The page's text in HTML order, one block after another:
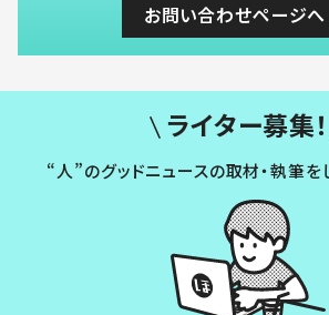
お問い合わせページへ
ライター募集！
“人”のグッドニュースの取材・執筆を